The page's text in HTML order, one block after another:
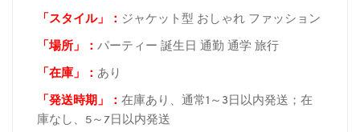
「スタイル」： ジャケット型 おしゃれ ファッション
「場所 」： パーティー 誕生日 通勤 通学 旅行
「在庫 」： あり
「発送時期 」： 在庫あり、通常1～3日以内発送；在
庫なし、5～7日以内発送